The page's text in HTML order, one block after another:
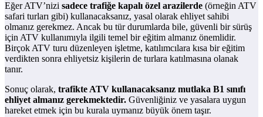
Eğer ATV’nizi sadece trafiğe kapalı özel arazilerde (örneğin ATV
safari turları gibi) kullanacaksanız, yasal olarak ehliyet sahibi
olmanız gerekmez. Ancak bu tür durumlarda bile, güvenli bir sürüş
için ATV kullanımıyla ilgili temel bir eğitim almanız önemlidir.
Birçok ATV turu düzenleyen işletme, katılımcılara kısa bir eğitim
verdikten sonra ehliyetsiz kişilerin de turlara katılmasına olanak
tanır.
Sonuç olarak, trafikte ATV kullanacaksanız mutlaka B1 sınıfı
ehliyet almanız gerekmektedir. Güvenliğiniz ve yasalara uygun
hareket etmek için bu kurala uymanız büyük önem taşır.